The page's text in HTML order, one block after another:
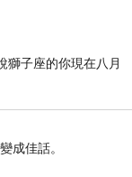
子座的你現在八月
成佳話。